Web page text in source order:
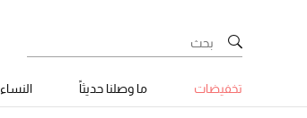
تخفيضات ما وصلنا حديثاً النساء